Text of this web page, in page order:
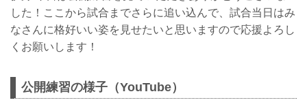
した！ここから試合までさらに追い込んで、試合当日はみ
なさんに格好いい姿を見せたいと思いますので応援よろし
くお願いします！
公開練習の様子（YouTube）